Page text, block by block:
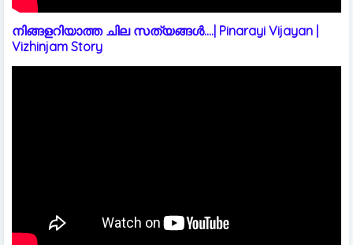
നിങ്ങളറിയാത്ത ചില സത്യങ്ങൾ....| Pinarayi Vijayan |
Vizhinjam Story